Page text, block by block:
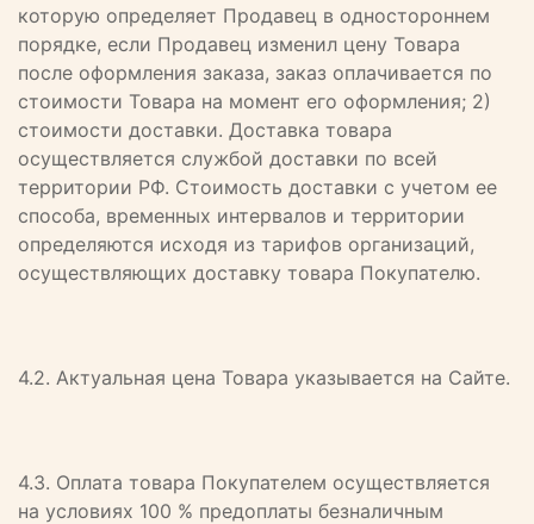
которую определяет Продавец в одностороннем
порядке, если Продавец изменил цену Товара
после оформления заказа, заказ оплачивается по
стоимости Товара на момент его оформления; 2)
стоимости доставки. Доставка товара
осуществляется службой доставки по всей
территории РФ. Стоимость доставки с учетом ее
способа, временных интервалов и территории
определяются исходя из тарифов организаций,
осуществляющих доставку товара Покупателю.
4.2. Актуальная цена Товара указывается на Сайте.
4.3. Оплата товара Покупателем осуществляется
на условиях 100 % предоплаты безналичным